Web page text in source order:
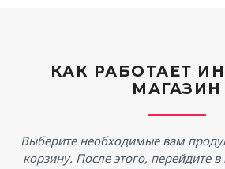
КАК РАБОТАЕТ
МАГАЗИН
Выберите необходимые вам
корзину. После этого, перейдите